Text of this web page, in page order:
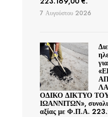
7 Αυγούστου 2026
ΟΔΙΚΟ ΔΙΚΤΥΟ
ΙΩΑΝΝΙΤΩΝ»,
αξίας με Φ.Π.Α.